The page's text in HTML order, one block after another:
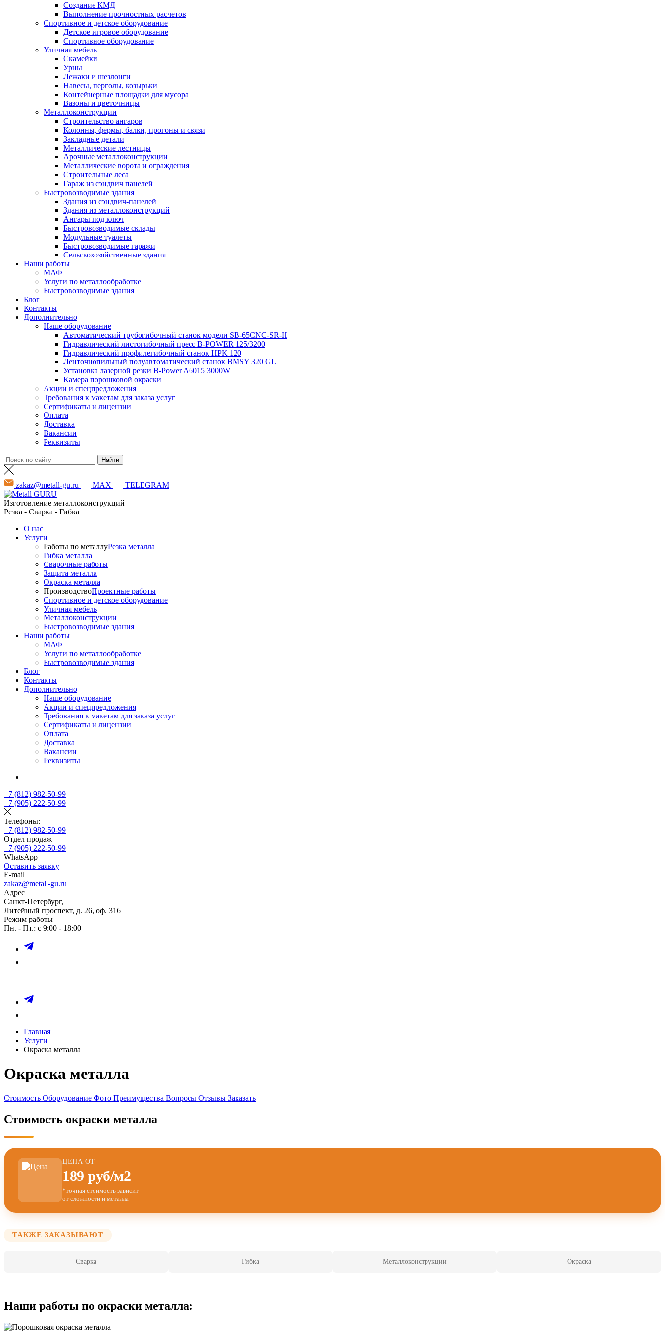
Создание КМД
Выполнение прочностных расчетов
Спортивное и детское оборудование
Детское игровое оборудование
Спортивное оборудование
Уличная мебель
Скамейки
Урны
Лежаки и шезлонги
Навесы, перголы, козырьки
Контейнерные площадки для мусора
Вазоны и цветочницы
Металлоконструкции
Строительство ангаров
Колонны, фермы, балки, прогоны и связи
Закладные детали
Металлические лестницы
Арочные металлоконструкции
Металлические ворота и ограждения
Строительные леса
Гараж из сэндвич панелей
Быстровозводимые здания
Здания из сэндвич-панелей
Здания из металлоконструкций
Ангары под ключ
Быстровозводимые склады
Модульные туалеты
Быстровозводимые гаражи
Сельскохозяйственные здания
Наши работы
МАФ
Услуги по металлообработке
Быстровозводимые здания
Блог
Контакты
Дополнительно
Наше оборудование
Автоматический трубогибочный станок модели SB-65CNC-SR-H
Гидравлический листогибочный пресс B-POWER 125/3200
Гидравлический профилегибочный станок HPK 120
Ленточнопильный полуавтоматический станок BMSY 320 GL
Установка лазерной резки B-Power A6015 3000W
Камера порошковой окраски
Акции и спецпредложения
Требования к макетам для заказа услуг
Сертификаты и лицензии
Оплата
Доставка
Вакансии
Реквизиты
zakaz@metall-gu.ru MAX TELEGRAM
Изготовление металлоконструкций
Резка - Сварка - Гибка
О нас
Услуги
Работы по металлуРезка металла
Гибка металла
Сварочные работы
Защита металла
Окраска металла
ПроизводствоПроектные работы
Спортивное и детское оборудование
Уличная мебель
Металлоконструкции
Быстровозводимые здания
Наши работы
МАФ
Услуги по металлообработке
Быстровозводимые здания
Блог
Контакты
Дополнительно
Наше оборудование
Акции и спецпредложения
Требования к макетам для заказа услуг
Сертификаты и лицензии
Оплата
Доставка
Вакансии
Реквизиты
+7 (812) 982-50-99
+7 (905) 222-50-99
Телефоны:
+7 (812) 982-50-99
Отдел продаж
+7 (905) 222-50-99
WhatsApp
Оставить заявку
E-mail
zakaz@metall-gu.ru
Адрес
Санкт-Петербург,
Литейный проспект, д. 26, оф. 316
Режим работы
Пн. - Пт.: с 9:00 - 18:00
Главная
Услуги
Окраска металла
Окраска металла
Стоимость Оборудование Фото Преимущества Вопросы Отзывы Заказать
Стоимость окраски металла
ЦЕНА ОТ
189 руб/м2
*точная стоимость зависит
от сложности и металла
ТАКЖЕ ЗАКАЗЫВАЮТ
Сварка Гибка Металлоконструкции Окраска
Наши работы по окраски металла: